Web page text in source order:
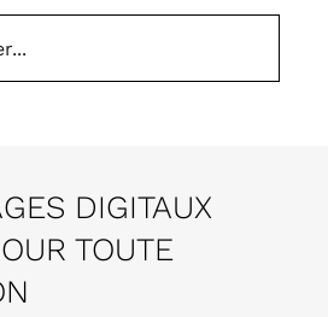
DIGITAUX
TOUTE